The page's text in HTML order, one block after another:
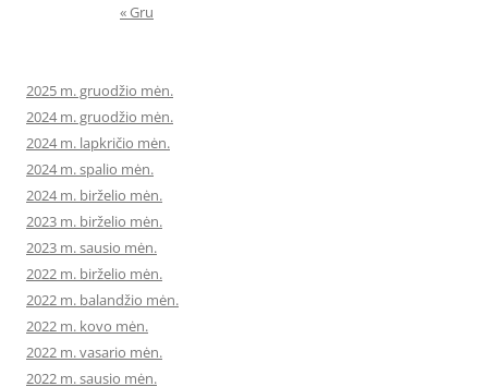
« Gru
2025 m. gruodžio mėn.
2024 m. gruodžio mėn.
2024 m. lapkričio mėn.
2024 m. spalio mėn.
2024 m. birželio mėn.
2023 m. birželio mėn.
2023 m. sausio mėn.
2022 m. birželio mėn.
2022 m. balandžio mėn.
2022 m. kovo mėn.
2022 m. vasario mėn.
2022 m. sausio mėn.